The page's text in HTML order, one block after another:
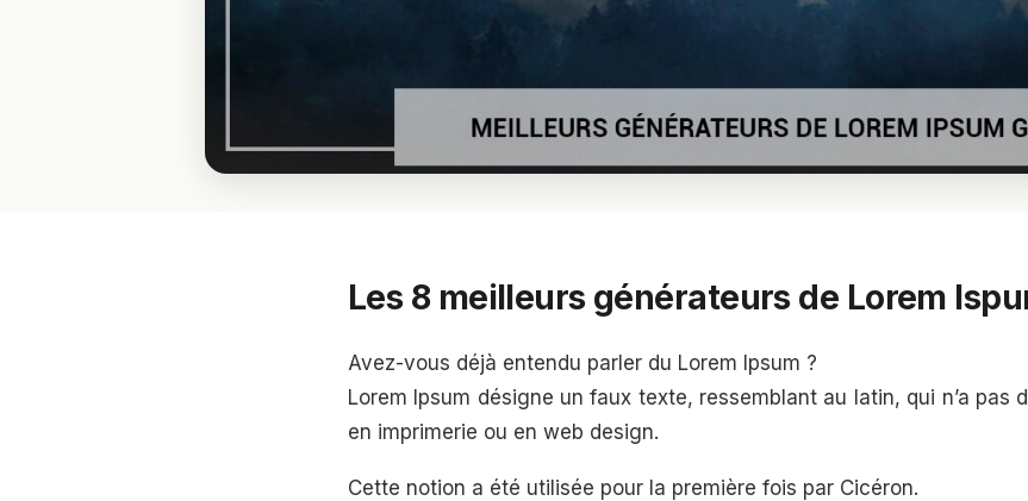
Les 8 meilleurs générateurs de Lorem
Avez-vous déjà entendu parler du Lorem Ipsum ?
Lorem Ipsum désigne un faux texte, ressemblant au latin, qui n’a pas
en imprimerie ou en web design.
Cette notion a été utilisée pour la première fois par Cicéron.